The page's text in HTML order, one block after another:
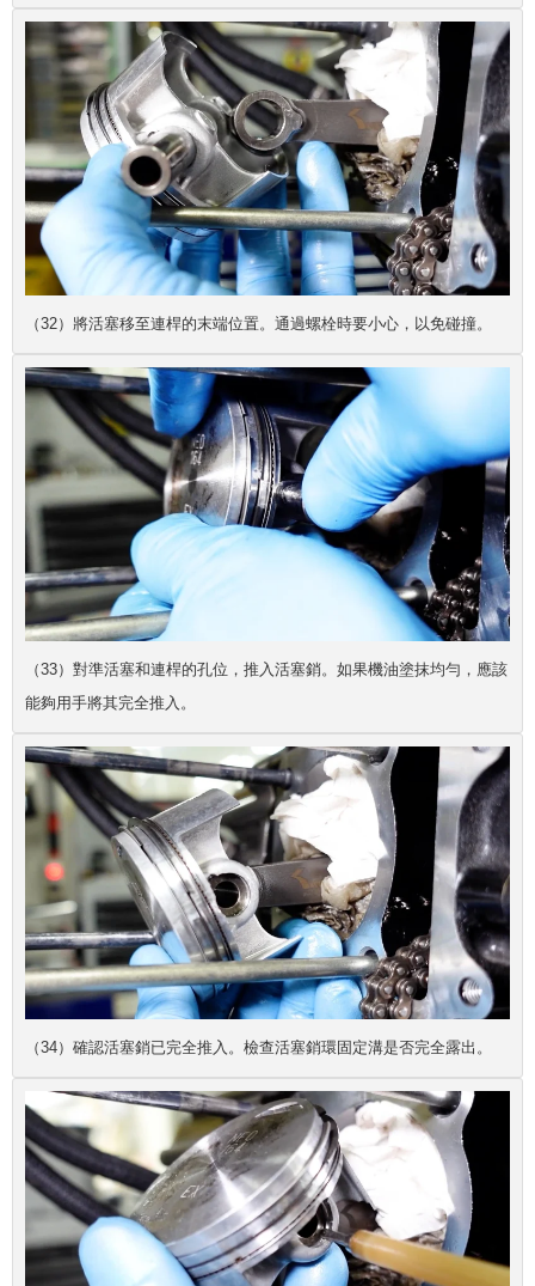
（32）將活塞移至連桿的末端位置。通過螺栓時要小心，以免碰撞。
（33）對準活塞和連桿的孔位，推入活塞銷。如果機油塗抹均勻，應該
能夠用手將其完全推入。
（34）確認活塞銷已完全推入。檢查活塞銷環固定溝是否完全露出。